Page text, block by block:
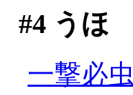
#4うほ
一撃必